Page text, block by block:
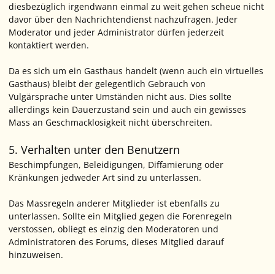
diesbezüglich irgendwann einmal zu weit gehen scheue nicht
davor über den Nachrichtendienst nachzufragen. Jeder
Moderator und jeder Administrator dürfen jederzeit
kontaktiert werden.
Da es sich um ein Gasthaus handelt (wenn auch ein virtuelles
Gasthaus) bleibt der gelegentlich Gebrauch von
Vulgärsprache unter Umständen nicht aus. Dies sollte
allerdings kein Dauerzustand sein und auch ein gewisses
Mass an Geschmacklosigkeit nicht überschreiten.
5. Verhalten unter den Benutzern
Beschimpfungen, Beleidigungen, Diffamierung oder
Kränkungen jedweder Art sind zu unterlassen.
Das Massregeln anderer Mitglieder ist ebenfalls zu
unterlassen. Sollte ein Mitglied gegen die Forenregeln
verstossen, obliegt es einzig den Moderatoren und
Administratoren des Forums, dieses Mitglied darauf
hinzuweisen.